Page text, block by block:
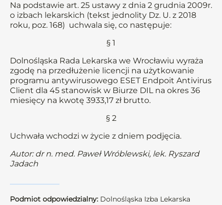
Na podstawie art. 25 ustawy z dnia 2 grudnia 2009r.
o izbach lekarskich (tekst jednolity Dz. U. z 2018
roku, poz. 168) uchwala się, co następuje:
§ 1
Dolnośląska Rada Lekarska we Wrocławiu wyraża
zgodę na przedłużenie licencji na użytkowanie
programu antywirusowego ESET Endpoit Antivirus
Client dla 45 stanowisk w Biurze DIL na okres 36
miesięcy na kwotę 3933,17 zł brutto.
§ 2
Uchwała wchodzi w życie z dniem podjęcia.
Autor: dr n. med. Paweł Wróblewski, lek. Ryszard
Jadach
Podmiot odpowiedzialny: Dolnośląska Izba Lekarska